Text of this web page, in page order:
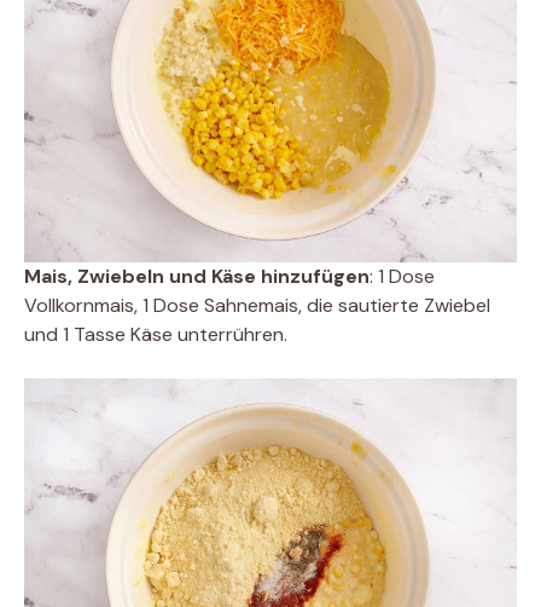
Mais, Zwiebeln und Käse hinzufügen: 1 Dose
Vollkornmais, 1 Dose Sahnemais, die sautierte Zwiebel
und 1 Tasse Käse unterrühren.